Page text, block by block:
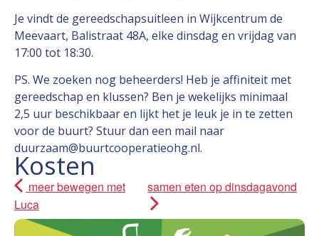
Je vindt de gereedschapsuitleen in Wijkcentrum de
Meevaart, Balistraat 48A, elke dinsdag en vrijdag van
17:00 tot 18:30.
PS. We zoeken nog beheerders! Heb je affiniteit met
gereedschap en klussen? Ben je wekelijks minimaal
2,5 uur beschikbaar en lijkt het je leuk je in te zetten
voor de buurt? Stuur dan een mail naar
duurzaam@buurtcooperatieohg.nl.
Kosten
meer bewegen met
Luca
samen eten op dinsdagavond